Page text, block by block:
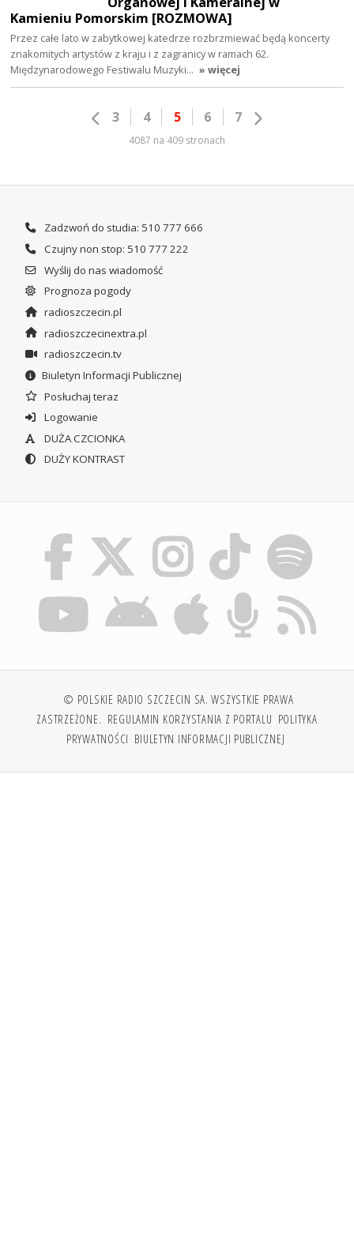
Kamieniu Pomorskim [ROZMOWA]
Przez całe lato w zabytkowej katedrze rozbrzmiewać będą koncerty
znakomitych artystów z kraju i z zagranicy w ramach 62.
Międzynarodowego Festiwalu Muzyki… » więcej
3 4 5 6 7
4087 na 409 stronach
Zadzwoń do studia: 510 777 666
Czujny non stop: 510 777 222
Wyślij do nas wiadomość
Prognoza pogody
radioszczecin.pl
radioszczecinextra.pl
radioszczecin.tv
Biuletyn Informacji Publicznej
Posłuchaj teraz
Logowanie
DUŻA CZCIONKA
DUŻY KONTRAST
© POLSKIE RADIO SZCZECIN SA. WSZYSTKIE PRAWA
ZASTRZEŻONE. REGULAMIN KORZYSTANIA Z PORTALU POLITYKA
PRYWATNOŚCI BIULETYN INFORMACJI PUBLICZNEJ